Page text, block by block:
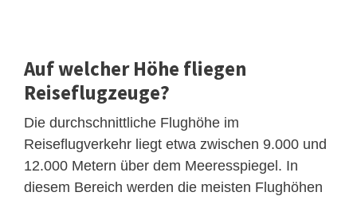
Auf welcher Höhe fliegen
Reiseflugzeuge?
Die durchschnittliche Flughöhe im
Reiseflugverkehr liegt etwa zwischen 9.000 und
12.000 Metern über dem Meeresspiegel. In
diesem Bereich werden die meisten Flughöhen